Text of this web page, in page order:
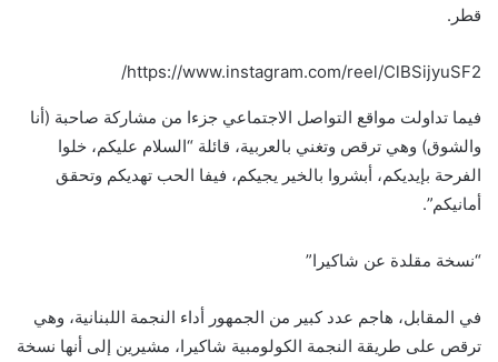
قطر.
https://www.instagram.com/reel/ClBSijyuSF2/
فيما تداولت مواقع التواصل الاجتماعي جزءا من مشاركة صاحبة (أنا
والشوق) وهي ترقص وتغني بالعربية، قائلة “السلام عليكم، خلوا
الفرحة بإيديكم، أبشروا بالخير يجيكم، فيفا الحب تهديكم وتحقق
أمانيكم”.
“نسخة مقلدة عن شاكيرا”
في المقابل، هاجم عدد كبير من الجمهور أداء النجمة اللبنانية، وهي
ترقص على طريقة النجمة الكولومبية شاكيرا، مشيرين إلى أنها نسخة